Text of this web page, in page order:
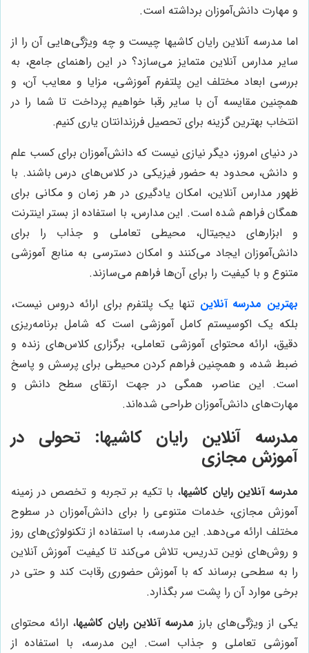
و مهارت دانش‌آموزان برداشته است.
اما مدرسه آنلاین رایان کاشیها چیست و چه ویژگی‌هایی آن را از
سایر مدارس آنلاین متمایز می‌سازد؟ در این راهنمای جامع، به
بررسی ابعاد مختلف این پلتفرم آموزشی، مزایا و معایب آن، و
همچنین مقایسه آن با سایر رقبا خواهیم پرداخت تا شما را در
انتخاب بهترین گزینه برای تحصیل فرزندانتان یاری کنیم.
در دنیای امروز، دیگر نیازی نیست که دانش‌آموزان برای کسب علم
و دانش، محدود به حضور فیزیکی در کلاس‌های درس باشند. با
ظهور مدارس آنلاین، امکان یادگیری در هر زمان و مکانی برای
همگان فراهم شده است. این مدارس، با استفاده از بستر اینترنت
و ابزارهای دیجیتال، محیطی تعاملی و جذاب را برای
دانش‌آموزان ایجاد می‌کنند و امکان دسترسی به منابع آموزشی
متنوع و با کیفیت را برای آن‌ها فراهم می‌سازند.
بهترین مدرسه آنلاین تنها یک پلتفرم برای ارائه دروس نیست،
بلکه یک اکوسیستم کامل آموزشی است که شامل برنامه‌ریزی
دقیق، ارائه محتوای آموزشی تعاملی، برگزاری کلاس‌های زنده و
ضبط شده، و همچنین فراهم کردن محیطی برای پرسش و پاسخ
است. این عناصر، همگی در جهت ارتقای سطح دانش و
مهارت‌های دانش‌آموزان طراحی شده‌اند.
مدرسه آنلاین رایان کاشیها: تحولی در
آموزش مجازی
مدرسه آنلاین رایان کاشیها، با تکیه بر تجربه و تخصص در زمینه
آموزش مجازی، خدمات متنوعی را برای دانش‌آموزان در سطوح
مختلف ارائه می‌دهد. این مدرسه، با استفاده از تکنولوژی‌های روز
و روش‌های نوین تدریس، تلاش می‌کند تا کیفیت آموزش آنلاین
را به سطحی برساند که با آموزش حضوری رقابت کند و حتی در
برخی موارد آن را پشت سر بگذارد.
یکی از ویژگی‌های بارز مدرسه آنلاین رایان کاشیها، ارائه محتوای
آموزشی تعاملی و جذاب است. این مدرسه، با استفاده از